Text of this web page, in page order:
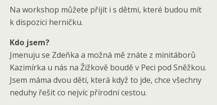
Na workshop můžete přijít i s dětmi, které budou mít
k dispozici herničku.
Kdo jsem?
Jmenuju se Zdeňka a možná mě znáte z minitáborů
Kazimírka u nás na Žižkově boudě v Peci pod Sněžkou.
Jsem máma dvou dětí, která když to jde, chce všechny
neduhy řešit co nejvíc přírodní cestou.